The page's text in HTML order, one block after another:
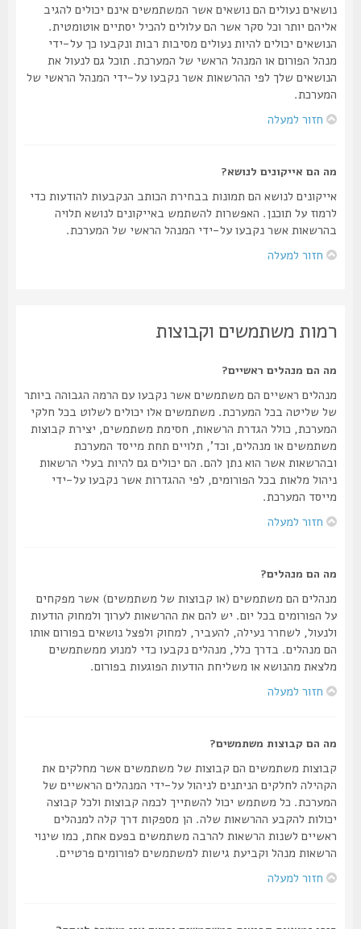
נושאים נעולים הם נושאים אשר המשתמשים אינם יכולים להגיב
אליהם יותר וכל סקר אשר הם עלולים להכיל יסתיים אוטומטית.
הנושאים יכולים להיות נעולים מסיבות רבות ונקבעו כך על-ידי
מנהל הפורום או המנהל הראשי של המערכת. תוכל גם לנעול את
הנושאים שלך לפי ההרשאות אשר נקבעו על-ידי המנהל הראשי של
המערכת.
חזור למעלה
מה הם אייקונים לנושא?
אייקונים לנושא הם תמונות בבחירת הכותב הנקבעות להודעות כדי
לרמוז על תוכנן. האפשרות להשתמש באייקונים לנושא תלויה
בהרשאות אשר נקבעו על-ידי המנהל הראשי של המערכת.
חזור למעלה
רמות משתמשים וקבוצות
מה הם מנהלים ראשיים?
מנהלים ראשיים הם משתמשים אשר נקבעו עם הרמה הגבוהה ביותר
של שליטה בכל המערכת. משתמשים אלו יכולים לשלוט בכל חלקי
המערכת, כולל הגדרת הרשאות, חסימת משתמשים, יצירת קבוצות
משתמשים או מנהלים, וכד', תלויים תחת מייסד המערכת
ובהרשאות אשר הוא נתן להם. הם יכולים גם להיות בעלי הרשאות
ניהול מלאות בכל הפורומים, לפי ההגדרות אשר נקבעו על-ידי
מייסד המערכת.
חזור למעלה
מה הם מנהלים?
מנהלים הם משתמשים (או קבוצות של משתמשים) אשר מפקחים
על הפורומים בכל יום. יש להם את ההרשאות לערוך ולמחוק הודעות
ולנעול, לשחרר נעילה, להעביר, למחוק ולפצל נושאים בפורום אותו
הם מנהלים. בדרך כלל, מנהלים נקבעו כדי למנוע ממשתמשים
מלצאת מהנושא או משליחת הודעות הפוגעות בפורום.
חזור למעלה
מה הם קבוצות משתמשים?
קבוצות משתמשים הם קבוצות של משתמשים אשר מחלקים את
הקהילה לחלקים הניתנים לניהול על-ידי המנהלים הראשיים של
המערכת. כל משתמש יכול להשתייך לכמה קבוצות ולכל קבוצה
יכולות להקבע ההרשאות שלה. הן מספקות דרך קלה למנהלים
ראשיים לשנות הרשאות להרבה משתמשים בפעם אחת, כמו שינוי
הרשאות מנהל וקביעת גישות למשתמשים לפורומים פרטיים.
חזור למעלה